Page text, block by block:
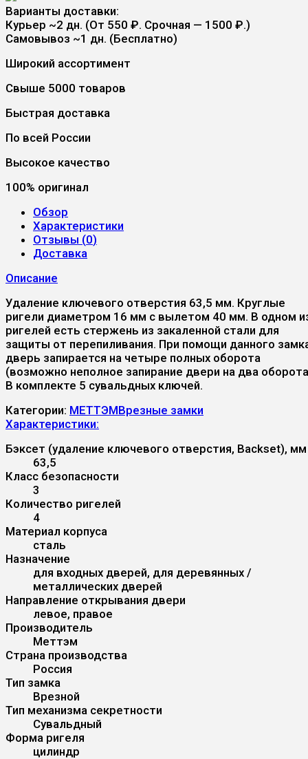
Варианты доставки:
Курьер ~2 дн. (От 550 ₽. Срочная — 1500 ₽.)
Самовывоз ~1 дн. (Бесплатно)
Широкий ассортимент
Свыше 5000 товаров
Быстрая доставка
По всей России
Высокое качество
100% оригинал
Обзор
Характеристики
Отзывы (0)
Доставка
Описание
Удаление ключевого отверстия 63,5 мм. Круглые
ригели диаметром 16 мм с вылетом 40 мм. В одном
ригелей есть стержень из закаленной стали для
защиты от перепиливания. При помощи данного
дверь запирается на четыре полных оборота
(возможно неполное запирание двери на два
В комплекте 5 сувальдных ключей.
Категории: МЕТТЭМВрезные замки
Характеристики:
Бэксет (удаление ключевого отверстия, Backset), мм
63,5
Класс безопасности
3
Количество ригелей
4
Материал корпуса
сталь
Назначение
для входных дверей, для деревянных /
металлических дверей
Направление открывания двери
левое, правое
Производитель
Меттэм
Страна производства
Россия
Тип замка
Врезной
Тип механизма секретности
Сувальдный
Форма ригеля
цилиндр